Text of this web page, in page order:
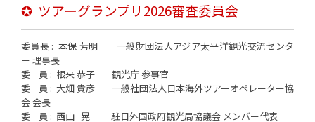
✪ ツアーグランプリ2026審査委員会
委員長 : 本保 芳明 一般財団法人アジア太平洋観光交流センタ
ー 理事長
委 員 : 根来 恭子 観光庁 参事官
委 員 : 大畑 貴彦 一般社団法人日本海外ツアーオペレーター協
会 会長
委 員 : 西山 晃 駐日外国政府観光局協議会 メンバー代表